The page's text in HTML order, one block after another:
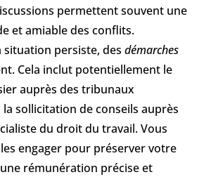
permettent souvent une
et amiable des conflits.
situation persiste, des démarches
Cela inclut potentiellement le
auprès des tribunaux
sollicitation de conseils auprès
du droit du travail. Vous
engager pour préserver votre
rémunération précise et